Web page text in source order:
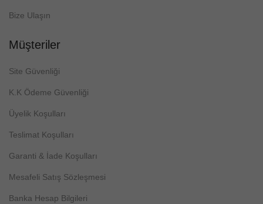
Bize Ulaşın
Müşteriler
Site Güvenliği
K.K Ödeme Güvenliği
Üyelik Koşulları
Teslimat Koşulları
Garanti & İade Koşulları
Mesafeli Satış Sözleşmesi
Banka Hesap Bilgileri